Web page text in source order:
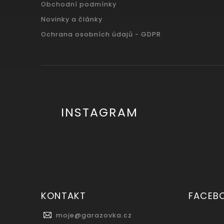
Obchodní podmínky
Novinky a články
Ochrana osobních údajů - GDPR
INSTAGRAM
KONTAKT
moje@garazovka.cz